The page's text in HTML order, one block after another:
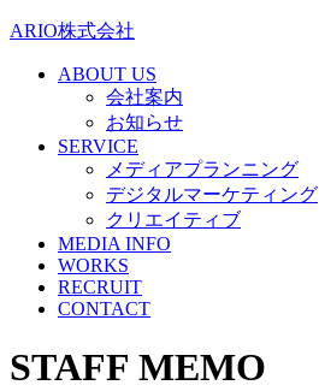
ARIO株式会社
ABOUT US
会社案内
お知らせ
SERVICE
メディアプランニング
デジタルマーケティング
クリエイティブ
MEDIA INFO
WORKS
RECRUIT
CONTACT
STAFF MEMO